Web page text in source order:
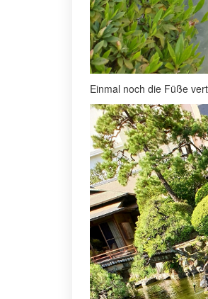
Einmal noch die Füße